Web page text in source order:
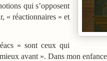
qui s’opposent
« réactionnaires » et
» sont ceux qui
avant ». Dans mon